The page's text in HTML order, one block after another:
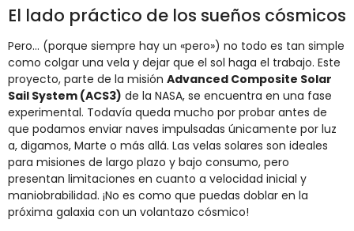
El lado práctico de los sueños cósmicos
Pero… (porque siempre hay un «pero») no todo es tan simple
como colgar una vela y dejar que el sol haga el trabajo. Este
proyecto, parte de la misión Advanced Composite Solar
Sail System (ACS3) de la NASA, se encuentra en una fase
experimental. Todavía queda mucho por probar antes de
que podamos enviar naves impulsadas únicamente por luz
a, digamos, Marte o más allá. Las velas solares son ideales
para misiones de largo plazo y bajo consumo, pero
presentan limitaciones en cuanto a velocidad inicial y
maniobrabilidad. ¡No es como que puedas doblar en la
próxima galaxia con un volantazo cósmico!